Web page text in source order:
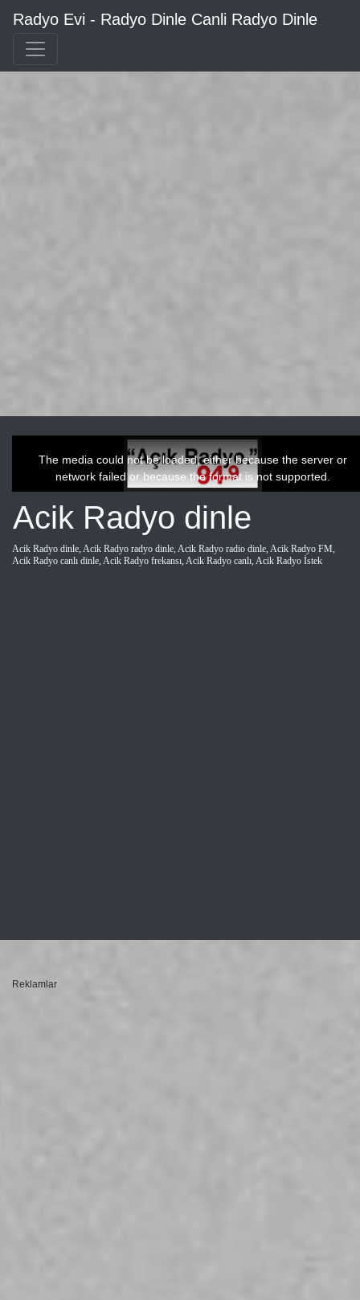
Radyo Evi - Radyo Dinle Canli Radyo Dinle
The media could not be loaded, either because the server or
network failed or because the format is not supported.
Acik Radyo dinle
Acik Radyo dinle, Acik Radyo radyo dinle, Acik Radyo radio dinle, Acik Radyo FM,
Acik Radyo canlı dinle, Acik Radyo frekansı, Acik Radyo canlı, Acik Radyo İstek
Reklamlar